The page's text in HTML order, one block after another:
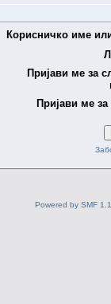
Корисничко име
Пријави ме за
Пријави ме за
Powered by SMF